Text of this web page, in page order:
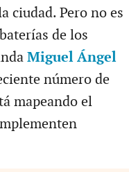
ciudad. Pero no es
de los
Miguel Ángel
número de
mapeando el